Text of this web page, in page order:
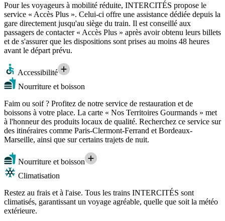
Pour les voyageurs à mobilité réduite, INTERCITÉS propose le
service « Accès Plus ». Celui-ci offre une assistance dédiée depuis la
gare directement jusqu'au siège du train. Il est conseillé aux
passagers de contacter « Accès Plus » après avoir obtenu leurs billets
et de s'assurer que les dispositions sont prises au moins 48 heures
avant le départ prévu.
Accessibilité
Nourriture et boisson
Faim ou soif ? Profitez de notre service de restauration et de
boissons à votre place. La carte « Nos Territoires Gourmands » met
à l'honneur des produits locaux de qualité. Recherchez ce service sur
des itinéraires comme Paris-Clermont-Ferrand et Bordeaux-
Marseille, ainsi que sur certains trajets de nuit.
Nourriture et boisson
Climatisation
Restez au frais et à l'aise. Tous les trains INTERCITÉS sont
climatisés, garantissant un voyage agréable, quelle que soit la météo
extérieure.